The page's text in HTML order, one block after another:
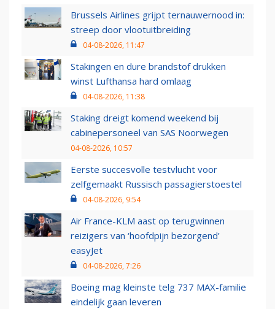
Brussels Airlines grijpt ternauwernood in:
streep door vlootuitbreiding
04-08-2026, 11:47
Stakingen en dure brandstof drukken
winst Lufthansa hard omlaag
04-08-2026, 11:38
Staking dreigt komend weekend bij
cabinepersoneel van SAS Noorwegen
04-08-2026, 10:57
Eerste succesvolle testvlucht voor
zelfgemaakt Russisch passagierstoestel
04-08-2026, 9:54
Air France-KLM aast op terugwinnen
reizigers van ‘hoofdpijn bezorgend’
easyJet
04-08-2026, 7:26
Boeing mag kleinste telg 737 MAX-familie
eindelijk gaan leveren